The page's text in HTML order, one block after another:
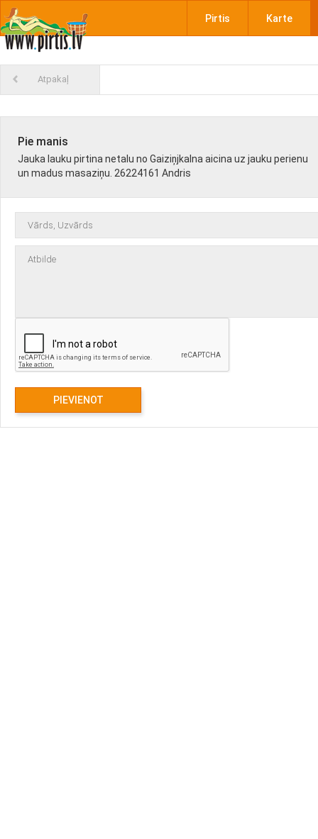
Pirtis Karte
Atpakaļ
Pie manis
Jauka lauku pirtina netalu no Gaiziņjkalna aicina uz jauku perienu
un madus masaziņu. 26224161 Andris